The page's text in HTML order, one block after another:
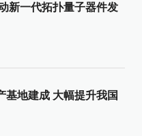
新一代拓扑量子器件发
基地建成 大幅提升我国